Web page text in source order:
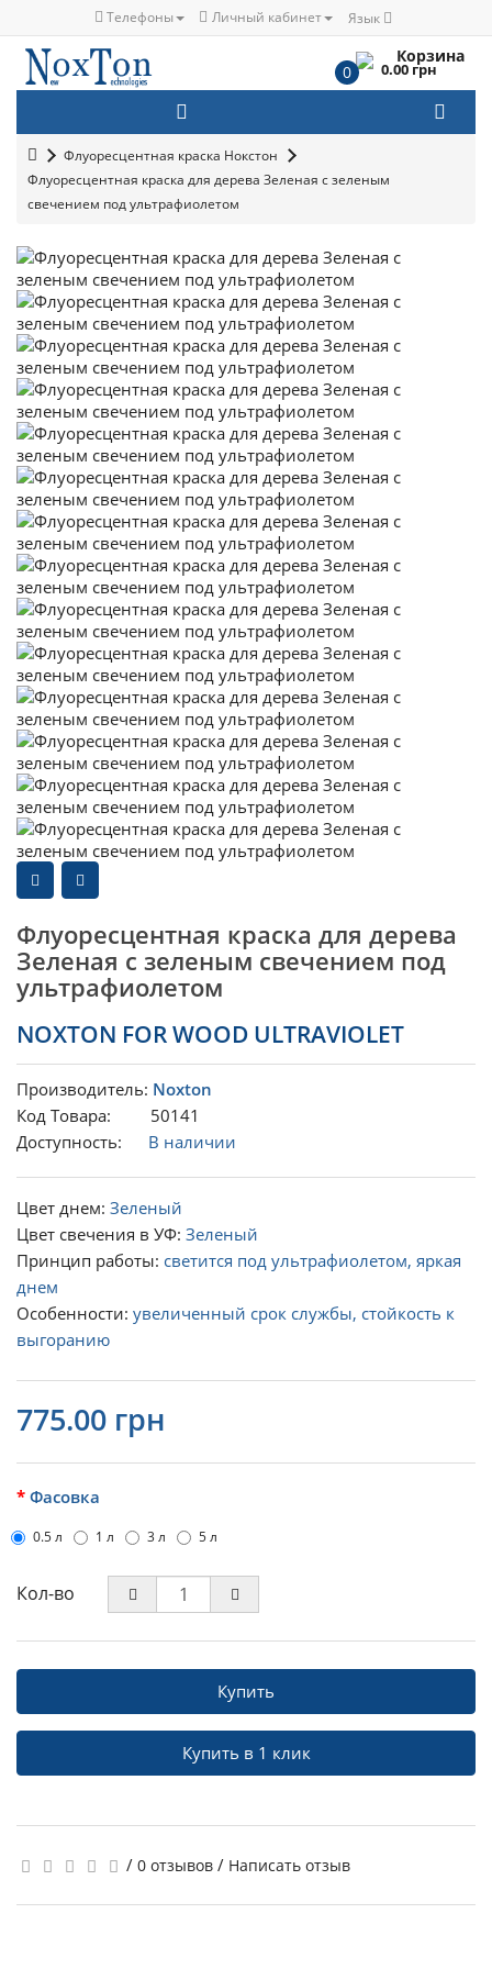
Телефоны Личный кабинет Язык
Корзина
0 0.00 грн
Флуоресцентная краска Нокстон
Флуоресцентная краска для дерева Зеленая с зеленым
свечением под ультрафиолетом
Флуоресцентная краска для дерева
Зеленая с зеленым свечением под
ультрафиолетом
NOXTON FOR WOOD ULTRAVIOLET
Производитель: Noxton
Код Товара: 50141
Доступность: В наличии
Цвет днем: Зеленый
Цвет свечения в УФ: Зеленый
Принцип работы: светится под ультрафиолетом, яркая
днем
Особенности: увеличенный срок службы, стойкость к
выгоранию
775.00 грн
Фасовка
0.5 л 1 л 3 л 5 л
Кол-во
Купить
Купить в 1 клик
/ 0 отзывов / Написать отзыв